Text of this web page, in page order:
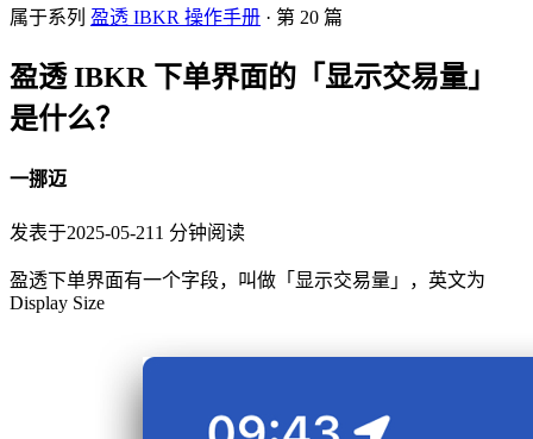
属于系列 盈透 IBKR 操作手册 · 第 20 篇
盈透 IBKR 下单界面的「显示交易量」
是什么？
一挪迈
发表于2025-05-21 1 分钟阅读
盈透下单界面有一个字段，叫做「显示交易量」，英文为
Display Size